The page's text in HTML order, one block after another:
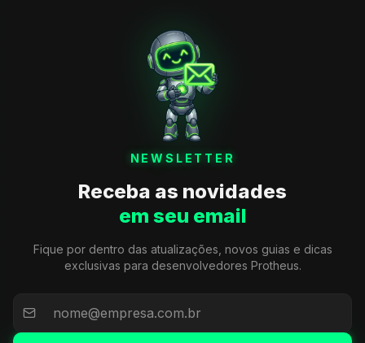
NEWSLETTER
Receba as novidades
em seu email
Fique por dentro das atualizações, novos guias e dicas
exclusivas para desenvolvedores Protheus.